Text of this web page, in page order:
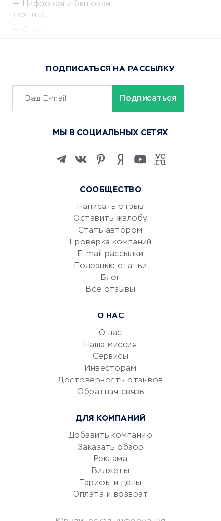
Цифровая и бытовая
техника
Сервисы доставки
ОБУЧЕНИЕ И РАБОТА
Изучение иностранных
Маркетинг и продажи
Репетиторство
Красота и здоровье
Сервисы по поиску работы
Сетевой маркетинг
УСЛУГИ ДЛЯ БИЗНЕСА
документооборот
Юридические компании
Аудиторские компании
Бухгалтерия онлайн
СООБЩЕСТВО
Написать отзыв
Оставить жалобу
Стать автором
Проверка компаний
E-mail рассылки
Полезные статьи
Блог
Все отзывы
О НАС
О нас
Наша миссия
Сервисы
Инвесторам
Достоверность отзывов
Обратная связь
ДЛЯ КОМПАНИЙ
Добавить компанию
Заказать обзор
Реклама
Виджеты
Тарифы и цены
Оплата и возврат
ПОДПИСАТЬСЯ НА РАССЫЛКУ
МЫ В СОЦИАЛЬНЫХ СЕТЯХ